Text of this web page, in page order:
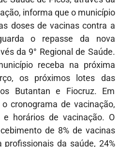
informa que o município
doses de vacinas contra a
o repasse da nova
da 9° Regional de Saúde.
receba na próxima
os próximos lotes das
Butantan e Fiocruz. Em
cronograma de vacinação,
horários de vacinação. O
de 8% de vacinas
da saúde, 24%